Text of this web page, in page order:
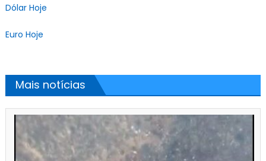
Dólar Hoje
Euro Hoje
Mais notícias